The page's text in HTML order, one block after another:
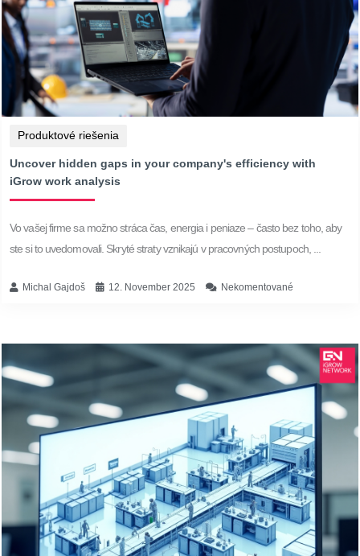
Produktové riešenia
Uncover hidden gaps in your company's efficiency with
iGrow work analysis
Vo vašej firme sa možno stráca čas, energia i peniaze – často bez toho, aby
ste si to uvedomovali. Skryté straty vznikajú v pracovných postupoch, ...
Michal Gajdoš 12. November 2025 Nekomentované